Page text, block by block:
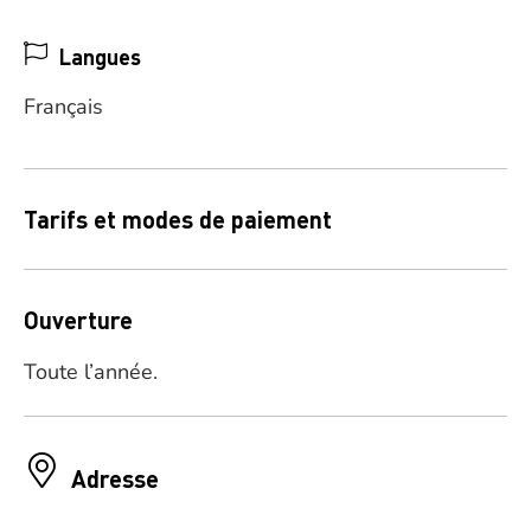
Langues
Français
Tarifs et modes de paiement
Ouverture
Toute l’année.
Adresse